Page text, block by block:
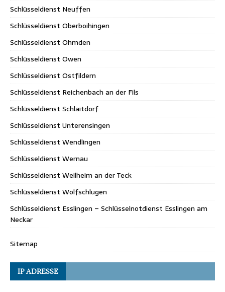
Schlüsseldienst Neuffen
Schlüsseldienst Oberboihingen
Schlüsseldienst Ohmden
Schlüsseldienst Owen
Schlüsseldienst Ostfildern
Schlüsseldienst Reichenbach an der Fils
Schlüsseldienst Schlaitdorf
Schlüsseldienst Unterensingen
Schlüsseldienst Wendlingen
Schlüsseldienst Wernau
Schlüsseldienst Weilheim an der Teck
Schlüsseldienst Wolfschlugen
Schlüsseldienst Esslingen – Schlüsselnotdienst Esslingen am
Neckar
Sitemap
IP ADRESSE